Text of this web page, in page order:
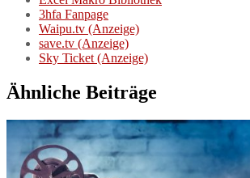
3hfa Fanpage
Waipu.tv (Anzeige)
save.tv (Anzeige)
Sky Ticket (Anzeige)
Ähnliche Beiträge